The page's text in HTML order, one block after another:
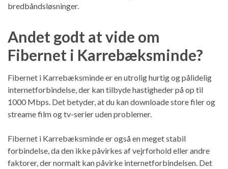
bredbåndsløsninger.
Andet godt at vide om
Fibernet i Karrebæksminde?
Fibernet i Karrebæksminde er en utrolig hurtig og pålidelig
internetforbindelse, der kan tilbyde hastigheder på op til
1000 Mbps. Det betyder, at du kan downloade store filer og
streame film og tv-serier uden problemer.
Fibernet i Karrebæksminde er også en meget stabil
forbindelse, da den ikke påvirkes af vejrforhold eller andre
faktorer, der normalt kan påvirke internetforbindelsen. Det